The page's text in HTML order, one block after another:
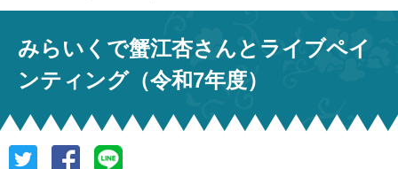
みらいくで蟹江杏さんとライブペイ
ンティング（令和7年度）